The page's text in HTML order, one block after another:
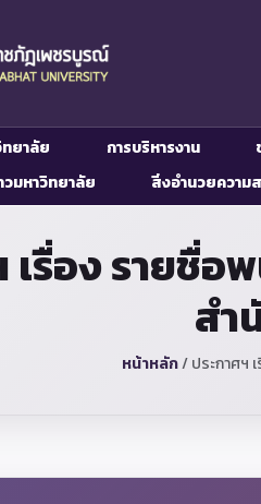
ยาลัย การบริหารงาน
วมหาวิทยาลัย สิ่งอำนวยความ
เรื่อง รายชื่
สำ
หน้าหลัก/ ประกาศฯ